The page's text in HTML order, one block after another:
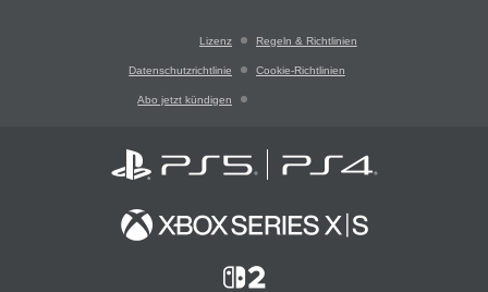
Lizenz Regeln & Richtlinien
Datenschutzrichtlinie Cookie-Richtlinien
Abo jetzt kündigen